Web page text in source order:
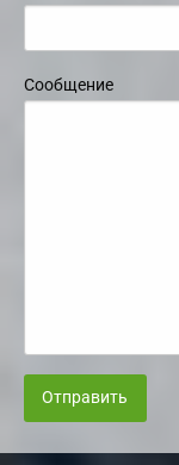
Сообщение
Отправить